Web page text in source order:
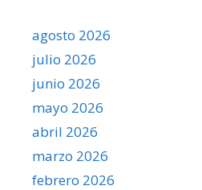
agosto 2026
julio 2026
junio 2026
mayo 2026
abril 2026
marzo 2026
febrero 2026